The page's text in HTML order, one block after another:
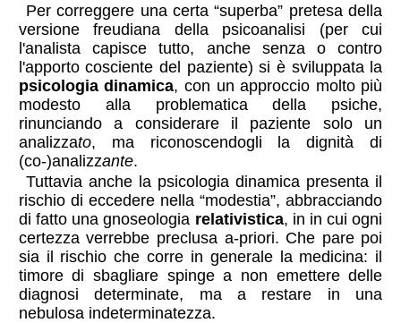
Per correggere una certa “superba” pretesa della
versione freudiana della psicoanalisi (per cui
l'analista capisce tutto, anche senza o contro
l'apporto cosciente del paziente) si è sviluppata la
psicologia dinamica, con un approccio molto più
modesto alla problematica della psiche,
rinunciando a considerare il paziente solo un
analizzato, ma riconoscendogli la dignità di
(co-)analizzante.
Tuttavia anche la psicologia dinamica presenta il
rischio di eccedere nella “modestia”, abbracciando
di fatto una gnoseologia relativistica, in in cui ogni
certezza verrebbe preclusa a-priori. Che pare poi
sia il rischio che corre in generale la medicina: il
timore di sbagliare spinge a non emettere delle
diagnosi determinate, ma a restare in una
nebulosa indeterminatezza.